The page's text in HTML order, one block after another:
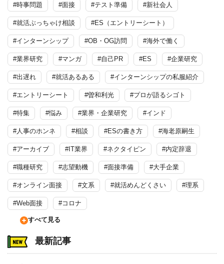
#時事問題 #面接 #テスト準備 #新社会人
#就活ぶっちゃけ相談 #ES（エントリーシート）
#インターンシップ #OB・OG訪問 #海外で働く
#業界研究 #マンガ #自己PR #ES #企業研究
#出遅れ #就活あるある #インターンシップの私服紹介
#エントリーシート #曽和利光 #プロが語るシゴト
#特集 #悩み #業界・企業研究 #インド
#人事のホンネ #相談 #ESの書き方 #海老原嗣生
#アーカイブ #IT業界 #ネクタイピン #内定辞退
#職種研究 #志望動機 #面接準備 #大手企業
#オンライン面接 #文系 #就活めんどくさい #理系
#Web面接 #コロナ
すべて見る
最新記事